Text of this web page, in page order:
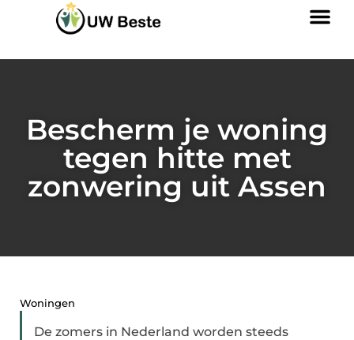
Bescherm je woning
tegen hitte met
zonwering uit Assen
Woningen
De zomers in Nederland worden steeds